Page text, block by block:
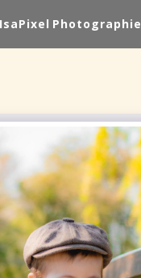
IsaPixel Photographie